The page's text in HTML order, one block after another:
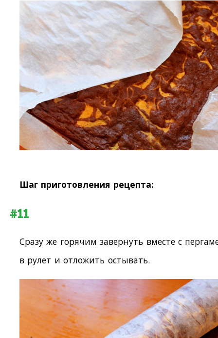
Шаг приготовления рецепта:
#11
Сразу же горячим завернуть вместе с
в рулет и отложить остывать.